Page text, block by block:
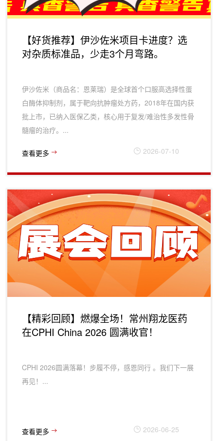
【好货推荐】伊沙佐米项目卡进度？选
对杂质标准品，少走3个月弯路。
伊沙佐米（商品名：恩莱瑞）是全球首个口服高选择性蛋
白酶体抑制剂，属于靶向抗肿瘤处方药，2018年在国内获
批上市，已纳入医保乙类，核心用于‌复发/难治性多发性骨
髓瘤‌的治疗。...
查看更多 2026-07-10
【精彩回顾】燃爆全场！常州翔龙医药
在CPHI China 2026 圆满收官！
CPHI 2026圆满落幕！步履不停，感恩同行 。我们下一展
再见！...
查看更多 2026-06-25